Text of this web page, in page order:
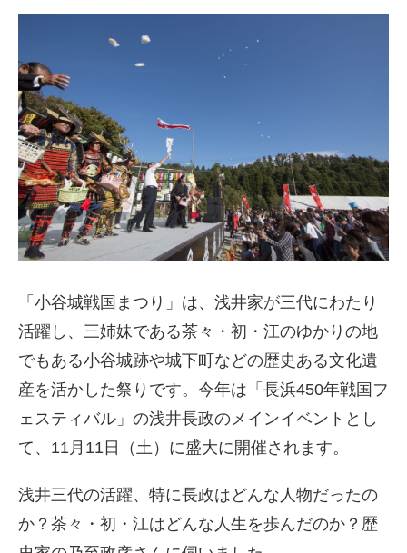
「小谷城戦国まつり」は、浅井家が三代にわたり
活躍し、三姉妹である茶々・初・江のゆかりの地
でもある小谷城跡や城下町などの歴史ある文化遺
産を活かした祭りです。今年は「長浜450年戦国フ
ェスティバル」の浅井長政のメインイベントとし
て、11月11日（土）に盛大に開催されます。
浅井三代の活躍、特に長政はどんな人物だったの
か？茶々・初・江はどんな人生を歩んだのか？歴